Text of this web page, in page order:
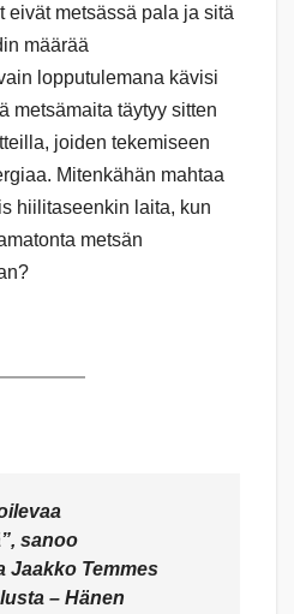
eivät metsässä pala ja sitä
määrää
lopputulemana kävisi
metsämaita täytyy sitten
joiden tekemiseen
Mitenkähän mahtaa
hiilitaseenkin laita, kun
metsän
sanoo
Jaakko Temmes
– Hänen